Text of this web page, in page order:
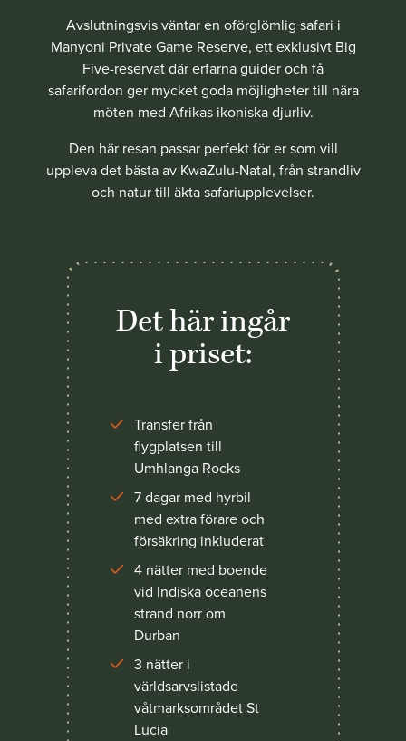
Avslutningsvis väntar en oförglömlig safari i
Manyoni Private Game Reserve, ett exklusivt Big
Five-reservat där erfarna guider och få
safarifordon ger mycket goda möjligheter till nära
möten med Afrikas ikoniska djurliv.
Den här resan passar perfekt för er som vill
uppleva det bästa av KwaZulu-Natal, från strandliv
och natur till äkta safariupplevelser.
Det här ingår
i priset:
Transfer från
flygplatsen till
Umhlanga Rocks
7 dagar med hyrbil
med extra förare och
försäkring inkluderat
4 nätter med boende
vid Indiska oceanens
strand norr om
Durban
3 nätter i
världsarvslistade
våtmarksområdet St
Lucia